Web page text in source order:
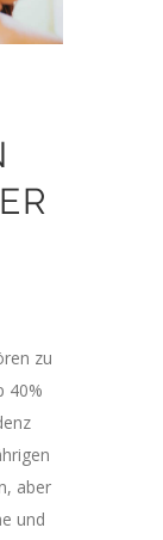
zu
40%
aber
und